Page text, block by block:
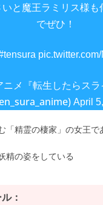
と魔王ラミリス様
でぜひ！
メ『転生したらスラ
April
「精霊の棲家」の女王で
精の姿をしている
：